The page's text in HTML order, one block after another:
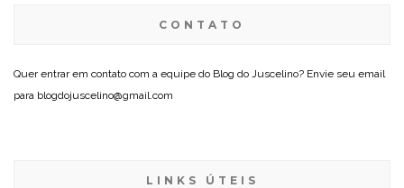
CONTATO
Quer entrar em contato com a equipe do Blog do Juscelino? Envie seu email
para blogdojuscelino@gmail.com
LINKS ÚTEIS